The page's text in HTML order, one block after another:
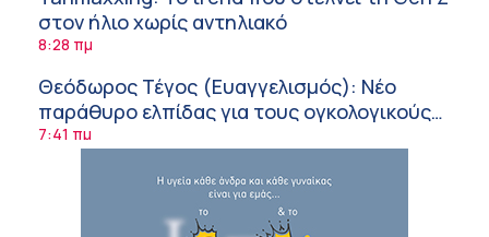
στον ήλιο χωρίς αντηλιακό
8:28 πμ
Θεόδωρος Τέγος (Ευαγγελισμός): Νέο
παράθυρο ελπίδας για τους ογκολογικούς
ασθενείς μέσω κλινικών δοκιμών
7:41 πμ
Ασφάλεια στο νερό: 8 χρήσιμες οδηγίες
από τον Ελληνικό Ερυθρό Σταυρό